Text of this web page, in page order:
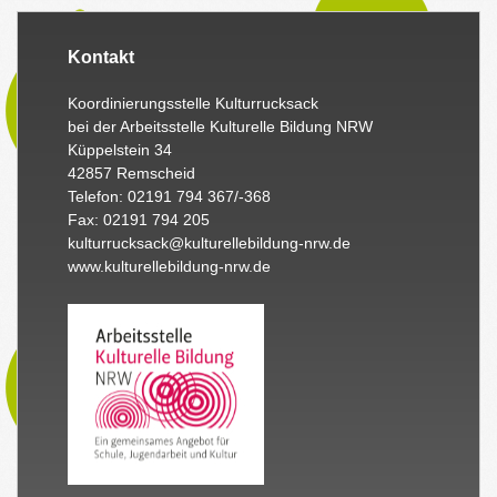
Kontakt
Koordinierungsstelle Kulturrucksack
bei der Arbeitsstelle Kulturelle Bildung NRW
Küppelstein 34
42857 Remscheid
Telefon: 02191 794 367/-368
Fax: 02191 794 205
kulturrucksack@kulturellebildung-nrw.de
www.kulturellebildung-nrw.de